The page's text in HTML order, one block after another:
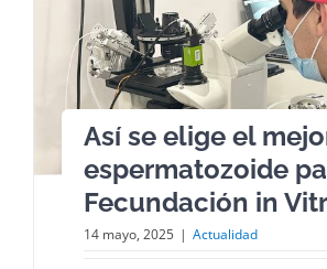
Así se elige el
espermatozoide
Fecundación in
14 mayo, 2025 | Actualidad